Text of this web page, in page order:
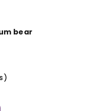
bear